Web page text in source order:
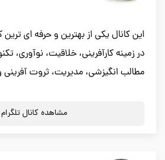
این کانال یکی از بهترین و حرفه ای
در زمینه کارآفرینی، خلاقیت، نوآوری،
مطالب انگیزشی، مدیریت، ثروت
مشاهده کانال تلگرام